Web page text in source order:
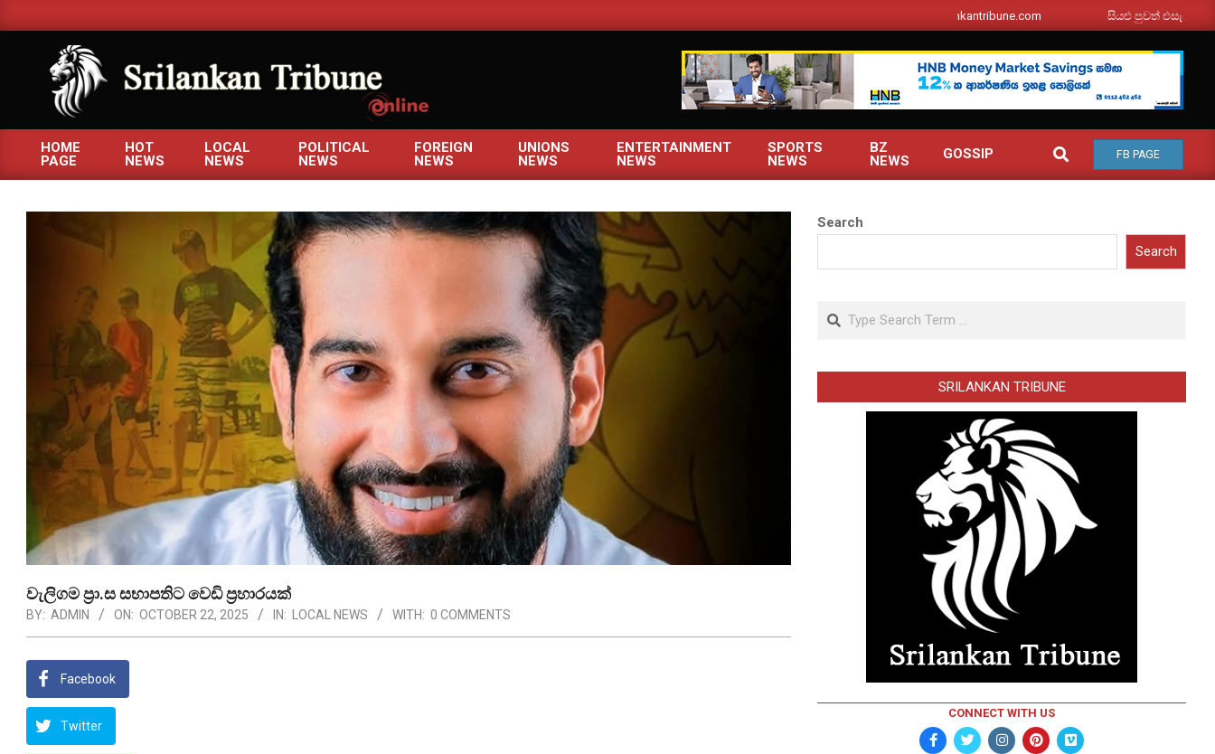
to
srilankantribune.com සියළු පුවත් එසැනින් ඔබ වෙත
SRILANKANTRIBUNE.COM
Primary
Menu
HOME
PAGE
HOT
NEWS
LOCAL
NEWS
POLITICAL
NEWS
FOREIGN
NEWS
UNIONS
NEWS
ENTERTAINMENT
NEWS
SPORTS
NEWS
BZ
NEWS
GOSSIP SEARCH
FB PAGE
වැලිගම ප්‍රා.ස සභාපතිට වෙඩි ප්‍රහාරයක්
BY: ADMIN ON: OCTOBER 22, 2025 IN: LOCAL NEWS WITH: 0 COMMENTS
Facebook
Twitter
Search
Search
Search
SRILANKAN TRIBUNE
CONNECT WITH US